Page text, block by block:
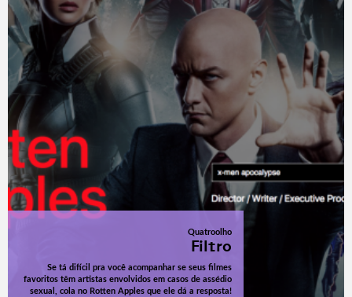
Quatroolho
Filtro
Se tá difícil pra você acompanhar se seus filmes
favoritos têm artistas envolvidos em casos de assédio
sexual, cola no Rotten Apples que ele dá a resposta!